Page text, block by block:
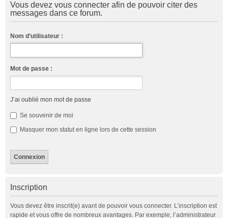
Vous devez vous connecter afin de pouvoir citer des
messages dans ce forum.
Nom d’utilisateur :
Mot de passe :
J’ai oublié mon mot de passe
Se souvenir de moi
Masquer mon statut en ligne lors de cette session
Inscription
Vous devez être inscrit(e) avant de pouvoir vous connecter. L’inscription est
rapide et vous offre de nombreux avantages. Par exemple, l’administrateur